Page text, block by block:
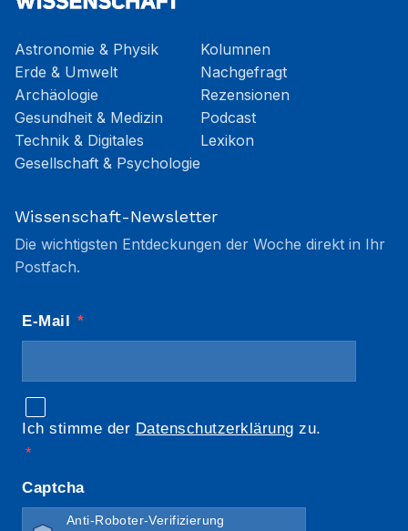
Astronomie & Physik
Erde & Umwelt
Archäologie
Gesundheit & Medizin
Technik & Digitales
Gesellschaft & Psychologie
Kolumnen
Nachgefragt
Rezensionen
Podcast
Lexikon
Wissenschaft-Newsletter
Die wichtigsten Entdeckungen der Woche direkt in Ihr
Postfach.